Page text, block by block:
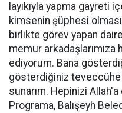
layıkıyla yapma gayreti
kimsenin şüphesi
birlikte görev yapan
memur arkadaşlarımıza
ediyorum. Bana
gösterdiğiniz
sunarım. Hepinizi
Programa, Balışeyh